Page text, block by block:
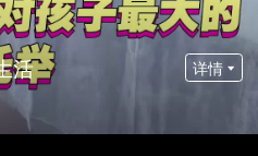
活
详情